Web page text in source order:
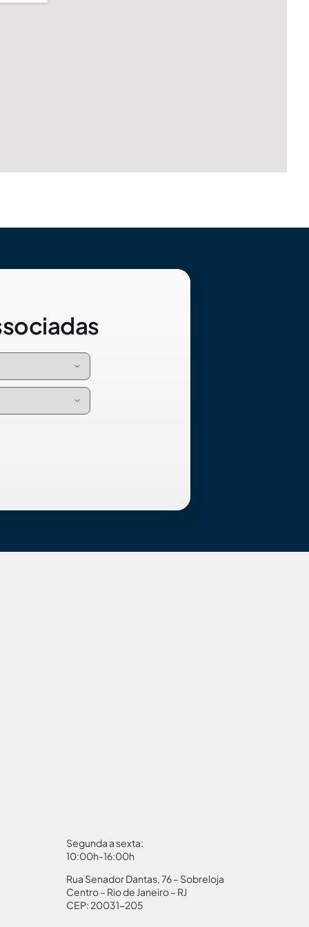
Segunda a sexta:
10:00h-16:00h
Rua Senador Dantas, 76 – Sobreloja
Centro – Rio de Janeiro – RJ
CEP: 20031-205
Autorização Menores